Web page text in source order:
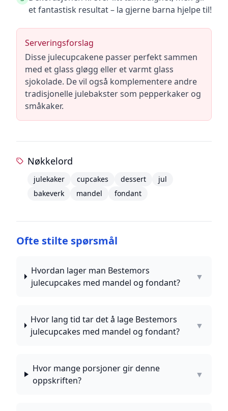
et fantastisk resultat – la gjerne barna hjelpe til!
Serveringsforslag
Disse julecupcakene passer perfekt sammen
med et glass gløgg eller et varmt glass
sjokolade. De vil også komplementere andre
tradisjonelle julebakster som pepperkaker og
småkaker.
Nøkkelord
julekaker cupcakes dessert
jul
bakeverk
mandel fondant
Ofte stilte spørsmål
Hvordan lager man Bestemors
julecupcakes med mandel og fondant?
▼
Hvor lang tid tar det å lage Bestemors
julecupcakes med mandel og fondant?
▼
Hvor mange porsjoner gir denne
oppskriften?
▼